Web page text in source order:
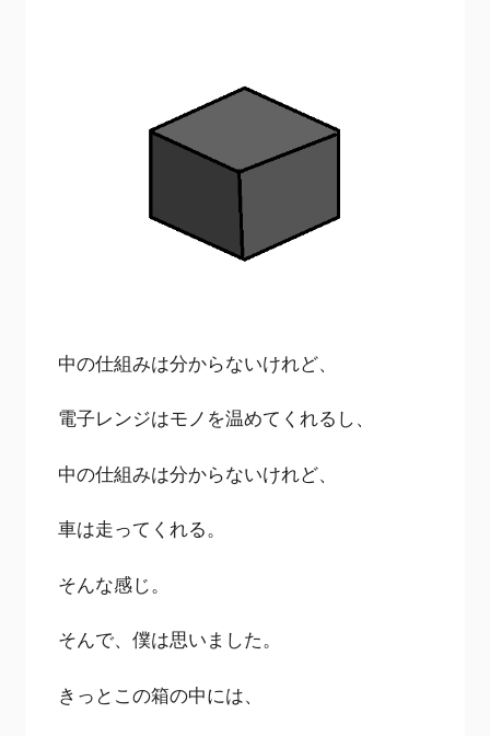
中の仕組みは分からないけれど、
電子レンジはモノを温めてくれるし、
中の仕組みは分からないけれど、
車は走ってくれる。
そんな感じ。
そんで、僕は思いました。
きっとこの箱の中には、